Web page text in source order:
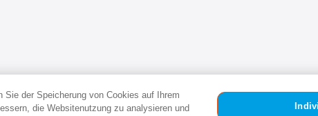
Sie der Speicherung von Cookies auf Ihrem
die Websitenutzung zu analysieren und